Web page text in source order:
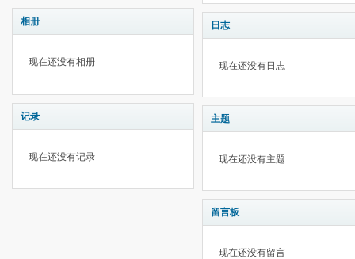
相册
现在还没有相册
记录
现在还没有记录
日志
现在还没有日志
主题
现在还没有主题
留言板
现在还没有留言